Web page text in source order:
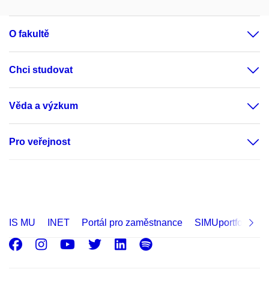
O fakultě
Chci studovat
Věda a výzkum
Pro veřejnost
IS MU INET Portál pro zaměstnance SIMUportfolio
Facebook
Instagram
Youtube
Twitter
LinkedIn
Spotify